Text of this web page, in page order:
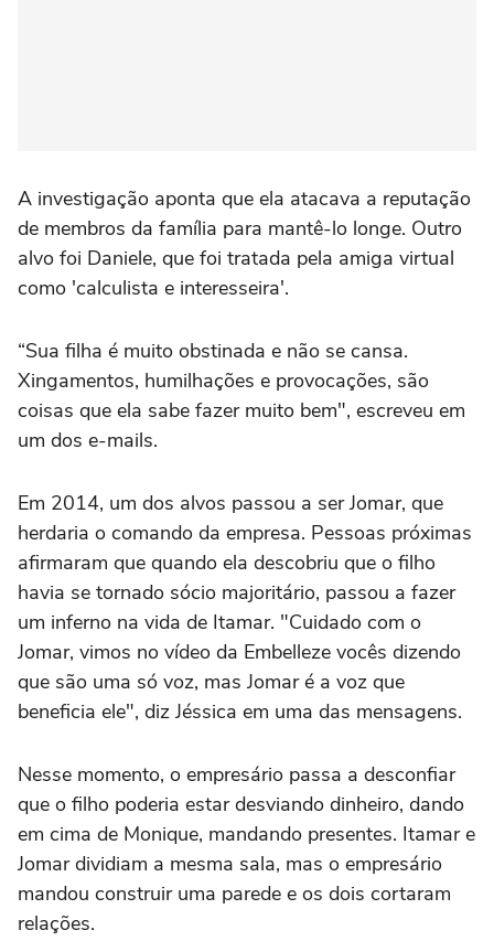
A investigação aponta que ela atacava a reputação
de membros da família para mantê-lo longe. Outro
alvo foi Daniele, que foi tratada pela amiga virtual
como 'calculista e interesseira'.
“Sua filha é muito obstinada e não se cansa.
Xingamentos, humilhações e provocações, são
coisas que ela sabe fazer muito bem", escreveu em
um dos e-mails.
Em 2014, um dos alvos passou a ser Jomar, que
herdaria o comando da empresa. Pessoas próximas
afirmaram que quando ela descobriu que o filho
havia se tornado sócio majoritário, passou a fazer
um inferno na vida de Itamar. "Cuidado com o
Jomar, vimos no vídeo da Embelleze vocês dizendo
que são uma só voz, mas Jomar é a voz que
beneficia ele", diz Jéssica em uma das mensagens.
Nesse momento, o empresário passa a desconfiar
que o filho poderia estar desviando dinheiro, dando
em cima de Monique, mandando presentes. Itamar e
Jomar dividiam a mesma sala, mas o empresário
mandou construir uma parede e os dois cortaram
relações.